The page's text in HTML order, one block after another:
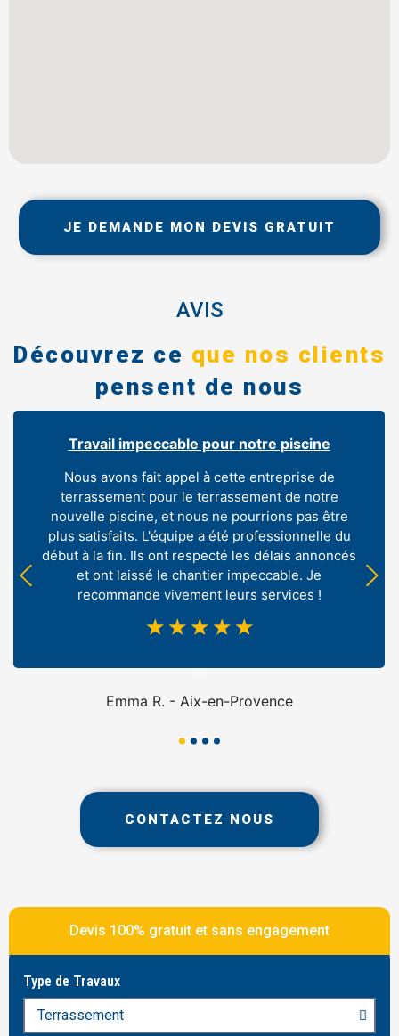
JE DEMANDE MON DEVIS GRATUIT
AVIS
Découvrez ce que nos clients
pensent de nous
Emma R. - Aix-en-Provence
Travail impeccable pour notre piscine
Nous avons fait appel à cette entreprise de
terrassement pour le terrassement de notre
nouvelle piscine, et nous ne pourrions pas être
plus satisfaits. L'équipe a été professionnelle du
début à la fin. Ils ont respecté les délais annoncés
et ont laissé le chantier impeccable. Je
recommande vivement leurs services !
☆ ☆ ☆ ☆ ☆
CONTACTEZ NOUS
Devis 100% gratuit et sans engagement
Type de Travaux